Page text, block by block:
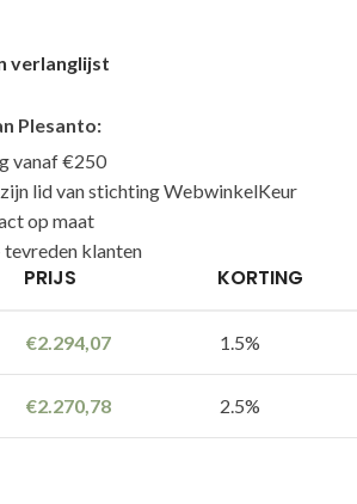
verlanglijst
Plesanto:
vanaf €250
lid van stichting WebwinkelKeur
op maat
klanten
PRIJS KORTING
€2.294,07 1.5%
€2.270,78 2.5%